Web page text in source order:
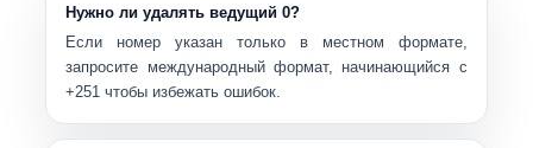
Нужно ли удалять ведущий 0?
Если номер указан только в местном формате,
запросите международный формат, начинающийся с
+251 чтобы избежать ошибок.